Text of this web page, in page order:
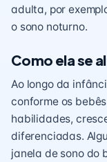
adulta, por
o sono noturno.
Como ela se
Ao longo da
conforme os
habilidades,
diferenciadas.
janela de sono do